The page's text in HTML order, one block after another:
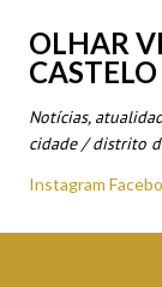
OLHAR
CASTELO
Notícias,
cidade / distrito
Instagram